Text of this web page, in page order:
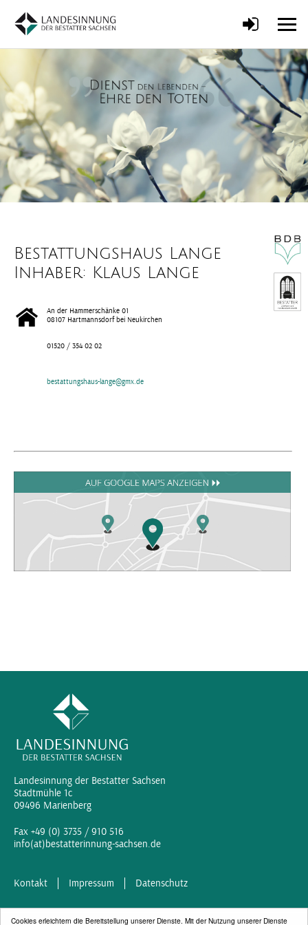
Cookies erleichtern die Bereitstellung unserer Dienste. Mit der Nutzung unserer Dienste
Bestattungshaus Lange
Inhaber: Klaus Lange
An der Hammerschänke 01
08107 Hartmannsdorf bei Neukirchen
01520 / 354 02 02
bestattungshaus-lange@gmx.de
Landesinnung der Bestatter Sachsen
Stadtmühle 1c
09496 Marienberg
Fax +49 (0) 3735 / 910 516
info(at)bestatterinnung-sachsen.de
Kontakt Impressum Datenschutz